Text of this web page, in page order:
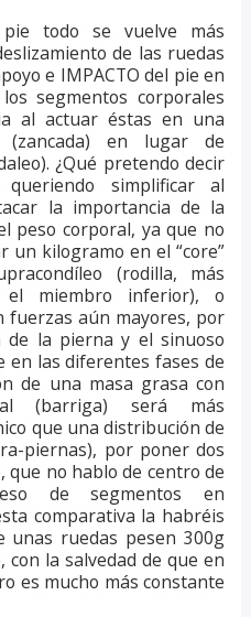
todo se vuelve más
de las ruedas
e IMPACTO del pie en
segmentos corporales
al actuar éstas en una
(zancada) en lugar de
¿Qué pretendo decir
simplificar al
la importancia de la
peso corporal, ya que no
un kilogramo en el “core”
(rodilla, más
el miembro inferior), o
fuerzas aún mayores, por
de la pierna y el sinuoso
en las diferentes fases de
de una masa grasa con
(barriga) será más
que una distribución de
piernas), por poner dos
que no hablo de centro de
de segmentos en
comparativa la habréis
unas ruedas pesen 300g
la salvedad de que en
es mucho más constante